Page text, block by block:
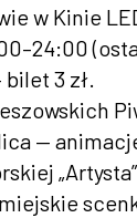
w Kinie
3 zł.
—